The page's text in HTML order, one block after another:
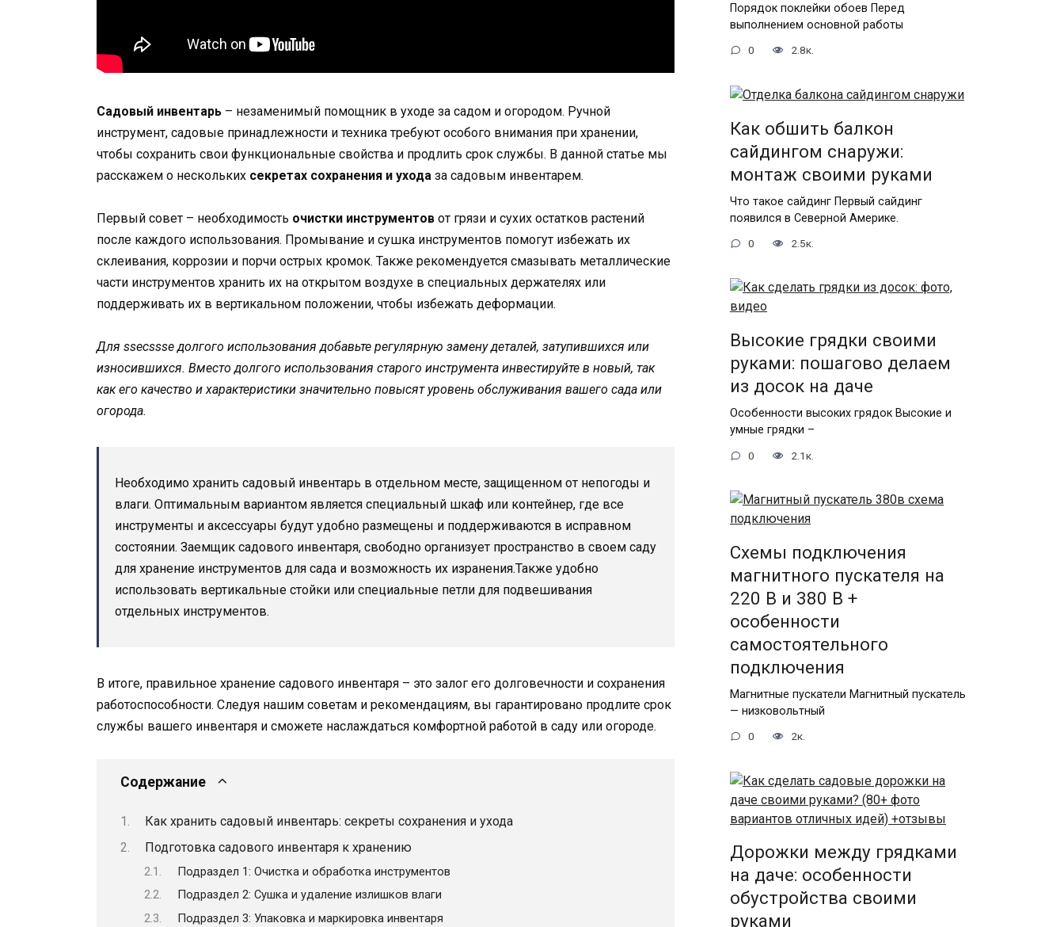
Садовый инвентарь – незаменимый помощник в уходе за садом и огородом. Ручной
инструмент, садовые принадлежности и техника требуют особого внимания при хранении,
чтобы сохранить свои функциональные свойства и продлить срок службы. В данной статье мы
расскажем о нескольких секретах сохранения и ухода за садовым инвентарем.
Первый совет – необходимость очистки инструментов от грязи и сухих остатков растений
после каждого использования. Промывание и сушка инструментов помогут избежать их
склеивания, коррозии и порчи острых кромок. Также рекомендуется смазывать металлические
части инструментов хранить их на открытом воздухе в специальных держателях или
поддерживать их в вертикальном положении, чтобы избежать деформации.
Для ssecssse долгого использования добавьте регулярную замену деталей, затупившихся или
износившихся. Вместо долгого использования старого инструмента инвестируйте в новый, так
как его качество и характеристики значительно повысят уровень обслуживания вашего сада или
огорода.
Необходимо хранить садовый инвентарь в отдельном месте, защищенном от непогоды и
влаги. Оптимальным вариантом является специальный шкаф или контейнер, где все
инструменты и аксессуары будут удобно размещены и поддерживаются в исправном
состоянии. Заемщик садового инвентаря, свободно организует пространство в своем саду
для хранение инструментов для сада и возможность их изранения.Также удобно
использовать вертикальные стойки или специальные петли для подвешивания
отдельных инструментов.
В итоге, правильное хранение садового инвентаря – это залог его долговечности и сохранения
работоспособности. Следуя нашим советам и рекомендациям, вы гарантировано продлите срок
службы вашего инвентаря и сможете наслаждаться комфортной работой в саду или огороде.
Содержание
Как хранить садовый инвентарь: секреты сохранения и ухода
Подготовка садового инвентаря к хранению
Подраздел 1: Очистка и обработка инструментов
Подраздел 2: Сушка и удаление излишков влаги
Подраздел 3: Упаковка и маркировка инвентаря
Порядок поклейки обоев Перед
выполнением основной работы
0 2.8к.
Как обшить балкон
сайдингом снаружи:
монтаж своими руками
Что такое сайдинг Первый сайдинг
появился в Северной Америке.
0 2.5к.
Высокие грядки своими
руками: пошагово делаем
из досок на даче
Особенности высоких грядок Высокие и
умные грядки –
0 2.1к.
Схемы подключения
магнитного пускателя на
220 В и 380 В +
особенности
самостоятельного
подключения
Магнитные пускатели Магнитный пускатель
— низковольтный
0 2к.
Дорожки между грядками
на даче: особенности
обустройства своими
руками